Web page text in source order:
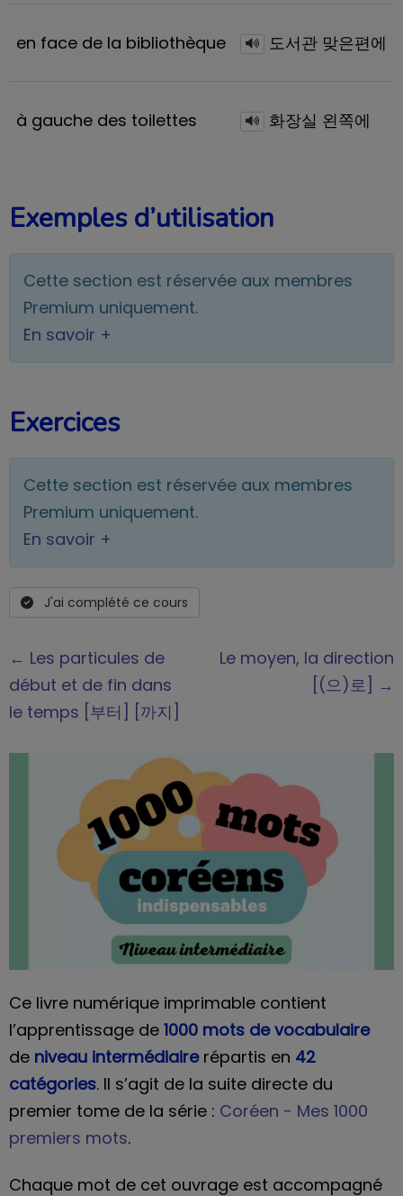
en face de la bibliothèque 도서관 맞은편에
à gauche des toilettes 화장실 왼쪽에
Exemples d’utilisation
Cette section est réservée aux membres
Premium uniquement.
En savoir +
Exercices
Cette section est réservée aux membres
Premium uniquement.
En savoir +
J'ai complété ce cours
← Les particules de
début et de fin dans
le temps [부터] [까지]
Le moyen, la direction
[(으)로] →
Ce livre numérique imprimable contient
l’apprentissage de 1000 mots de vocabulaire
de niveau intermédiairerépartis en 42
catégories. Il s’agit de la suite directe du
premier tome de la série : Coréen - Mes 1000
premiers mots.
Chaque mot de cet ouvrage est accompagné